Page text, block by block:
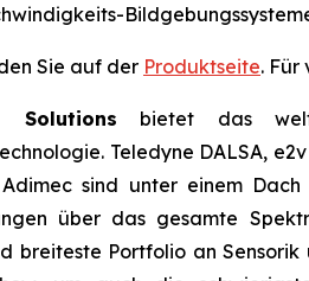
Sie auf der Produktseite. Für
Solutions bietet das
Teledyne DALSA,
sind unter einem
über das gesamte
breiteste Portfolio an